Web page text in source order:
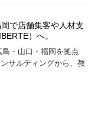
で店舗集客や人材支
）へ。
・山口・福岡を拠点
サルティングから、教